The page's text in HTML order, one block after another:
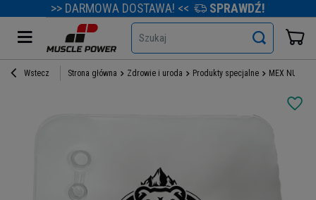
>> DARMOWA DOSTAWA! << SPRAWDŹ!
Szukaj
Wstecz Strona główna Zdrowie i uroda Produkty specjalne MEX